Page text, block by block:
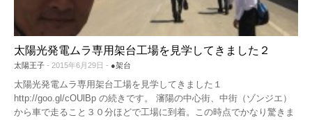
太陽光発電ムラ専用架台工場を見学してきました２
太陽王子 - 2015年6月29日 - ●架台
太陽光発電ムラ専用架台工場を見学してきました１
http://goo.gl/cOUlBp の続きです。 瀋陽の中心街、中街（ゾンジエ）
から車で走ること３０分ほどで工場に到着。この時点でかなり驚きま